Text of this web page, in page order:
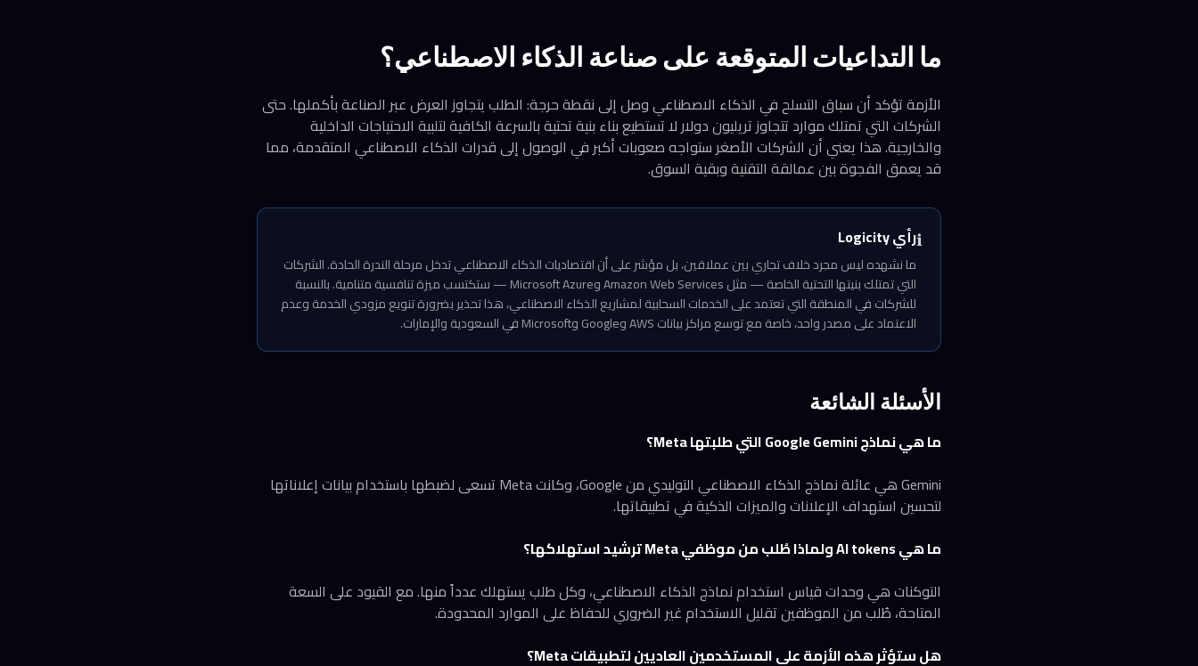
ما التداعيات المتوقعة على صناعة الذكاء الاصطناعي؟
الأزمة تؤكد أن سباق التسلح في الذكاء الاصطناعي وصل إلى نقطة حرجة: الطلب يتجاوز العرض عبر الصناعة بأكملها. حتى
الشركات التي تمتلك موارد تتجاوز تريليون دولار لا تستطيع بناء بنية تحتية بالسرعة الكافية لتلبية الاحتياجات الداخلية
والخارجية. هذا يعني أن الشركات الأصغر ستواجه صعوبات أكبر في الوصول إلى قدرات الذكاء الاصطناعي المتقدمة، مما
قد يعمق الفجوة بين عمالقة التقنية وبقية السوق.
ℹ️رأي Logicity
ما نشهده ليس مجرد خلاف تجاري بين عملاقين، بل مؤشر على أن اقتصاديات الذكاء الاصطناعي تدخل مرحلة الندرة الحادة. الشركات
التي تمتلك بنيتها التحتية الخاصة — مثل Amazon Web Services وMicrosoft Azure — ستكتسب ميزة تنافسية متنامية. بالنسبة
للشركات في المنطقة التي تعتمد على الخدمات السحابية لمشاريع الذكاء الاصطناعي، هذا تحذير بضرورة تنويع مزودي الخدمة وعدم
الاعتماد على مصدر واحد، خاصة مع توسع مراكز بيانات AWS وGoogle وMicrosoft في السعودية والإمارات.
الأسئلة الشائعة
ما هي نماذج Google Gemini التي طلبتها Meta؟
Gemini هي عائلة نماذج الذكاء الاصطناعي التوليدي من Google، وكانت Meta تسعى لضبطها باستخدام بيانات إعلاناتها
لتحسين استهداف الإعلانات والميزات الذكية في تطبيقاتها.
ما هي AI tokens ولماذا طُلب من موظفي Meta ترشيد استهلاكها؟
التوكنات هي وحدات قياس استخدام نماذج الذكاء الاصطناعي، وكل طلب يستهلك عدداً منها. مع القيود على السعة
المتاحة، طُلب من الموظفين تقليل الاستخدام غير الضروري للحفاظ على الموارد المحدودة.
هل ستؤثر هذه الأزمة على المستخدمين العاديين لتطبيقات Meta؟